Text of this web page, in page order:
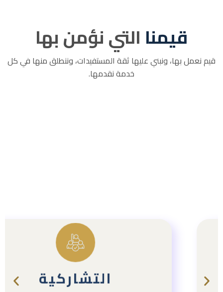
قيمنا التي نؤمن بها
قيم نعمل بها، ونبني عليها ثقة المستفيدات، وننطلق منها في كل
خدمة نقدمها.
التشاركية
نصنعُ النجاحَ عبرَ بناءِ جسورِ التعاون،
مؤمنينَ بأنَّ العملَ التكاملي والشراكاتِ